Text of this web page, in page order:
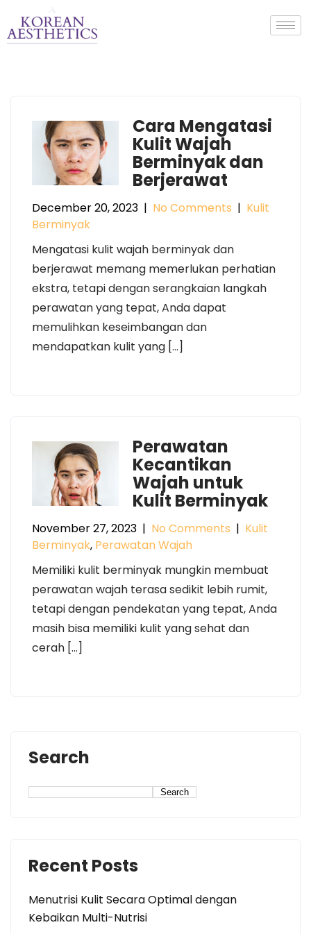
Cara Mengatasi
Kulit Wajah
Berminyak dan
Berjerawat
December 20, 2023 | No Comments | Kulit
Berminyak
Mengatasi kulit wajah berminyak dan
berjerawat memang memerlukan perhatian
ekstra, tetapi dengan serangkaian langkah
perawatan yang tepat, Anda dapat
memulihkan keseimbangan dan
mendapatkan kulit yang […]
Perawatan
Kecantikan
Wajah untuk
Kulit Berminyak
November 27, 2023 | No Comments | Kulit
Berminyak, Perawatan Wajah
Memiliki kulit berminyak mungkin membuat
perawatan wajah terasa sedikit lebih rumit,
tetapi dengan pendekatan yang tepat, Anda
masih bisa memiliki kulit yang sehat dan
cerah […]
Search
Search
Recent Posts
Menutrisi Kulit Secara Optimal dengan
Kebaikan Multi-Nutrisi